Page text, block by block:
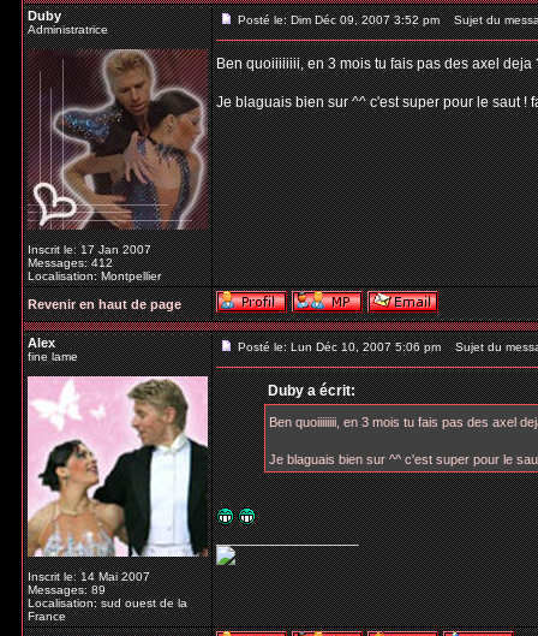
Duby
Administratrice
Inscrit le: 17 Jan 2007
Messages: 412
Localisation: Montpellier
Posté le: Dim Déc 09, 2007 3:52 pm Sujet du
Ben quoiiiiiiii, en 3 mois tu fais pas des axel
Je blaguais bien sur ^^ c'est super pour le saut
Revenir en haut de page
Alex
fine lame
Inscrit le: 14 Mai 2007
Messages: 89
Localisation: sud ouest de la
France
Posté le: Lun Déc 10, 2007 5:06 pm Sujet du
Duby a écrit:
Ben quoiiiiiiii, en 3 mois tu fais pas des axel
Je blaguais bien sur ^^ c'est super pour le
_________________